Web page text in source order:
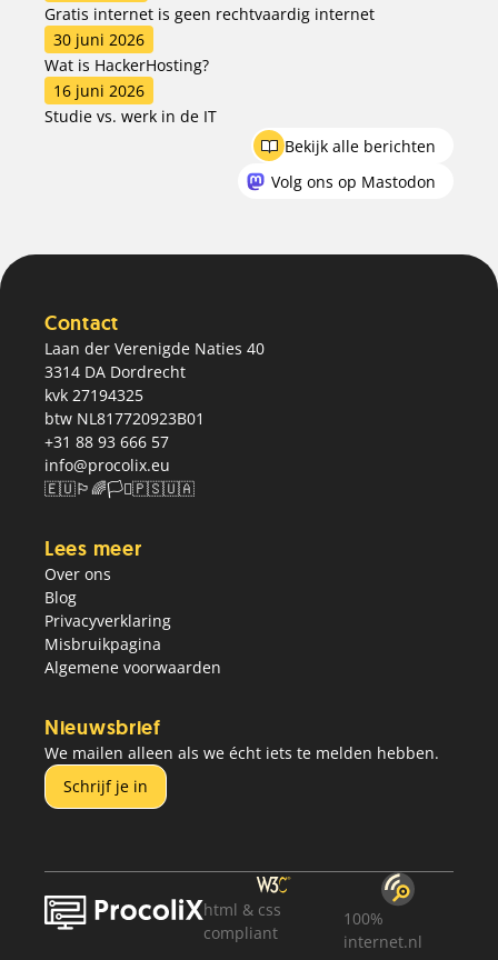
Gratis internet is geen rechtvaardig internet
30 juni 2026
Wat is HackerHosting?
16 juni 2026
Studie vs. werk in de IT
Bekijk alle berichten
Volg ons op Mastodon
Contact
Laan der Verenigde Naties 40
3314 DA Dordrecht
kvk 27194325
btw NL817720923B01
+31 88 93 666 57
info@procolix.eu
🇪🇺🏳️‍🌈🏳️‍⚧️🇵🇸🇺🇦
Lees meer
Over ons
Blog
Privacyverklaring
Misbruikpagina
Algemene voorwaarden
Nieuwsbrief
We mailen alleen als we écht iets te melden hebben.
Schrijf je in
html & css
compliant
100%
internet.nl